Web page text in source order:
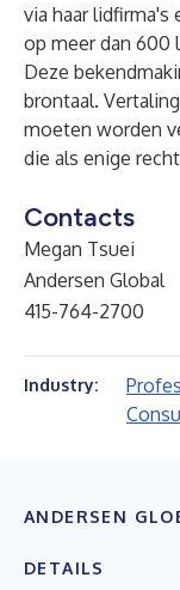
via haar lidfirma's
op meer dan 600
Deze
brontaal.
moeten worden
die als enige
Contacts
Megan Tsuei
Andersen Global
415-764-2700
Industry:
ANDERSEN
DETAILS